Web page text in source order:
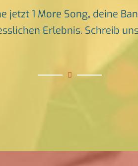
jetzt 1 More Song, deine
Erlebnis. Schreib